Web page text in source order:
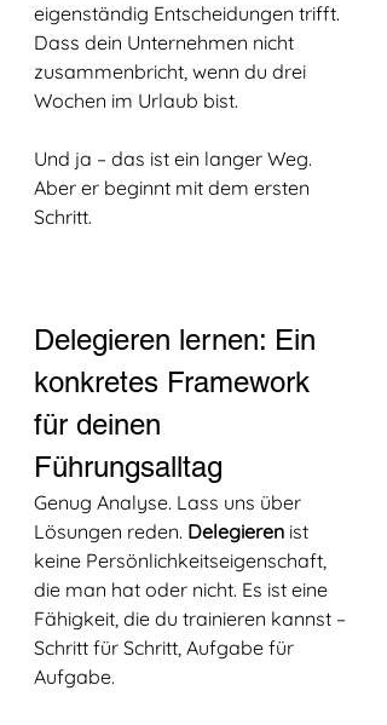
eigenständig Entscheidungen trifft.
Dass dein Unternehmen nicht
zusammenbricht, wenn du drei
Wochen im Urlaub bist.
Und ja – das ist ein langer Weg.
Aber er beginnt mit dem ersten
Schritt.
Delegieren lernen: Ein
konkretes Framework
für deinen
Führungsalltag
Genug Analyse. Lass uns über
Lösungen reden. Delegieren ist
keine Persönlichkeitseigenschaft,
die man hat oder nicht. Es ist eine
Fähigkeit, die du trainieren kannst –
Schritt für Schritt, Aufgabe für
Aufgabe.